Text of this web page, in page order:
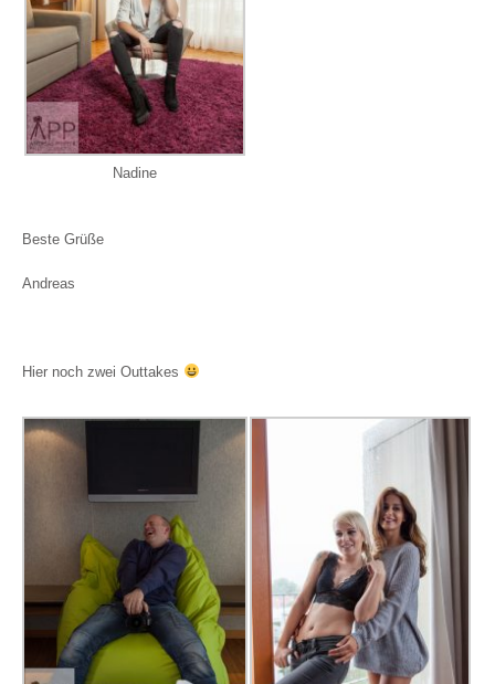
Nadine
Beste Grüße
Andreas
Hier noch zwei Outtakes